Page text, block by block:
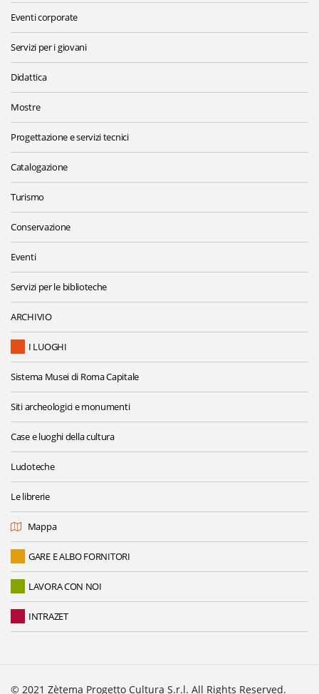
Eventi corporate
Servizi per i giovani
Didattica
Mostre
Progettazione e servizi tecnici
Catalogazione
Turismo
Conservazione
Eventi
Servizi per le biblioteche
ARCHIVIO
I LUOGHI
Sistema Musei di Roma Capitale
Siti archeologici e monumenti
Case e luoghi della cultura
Ludoteche
Le librerie
Mappa
GARE E ALBO FORNITORI
LAVORA CON NOI
INTRAZET
© 2021 Zètema Progetto Cultura S.r.l. All Rights Reserved.